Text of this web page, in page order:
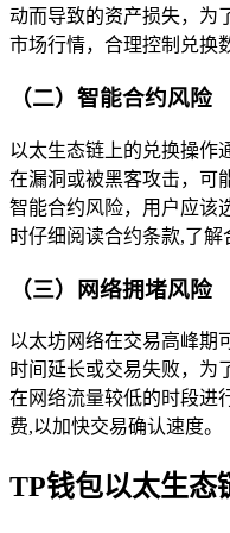
动而导致的资产损失，为
市场行情，合理控制兑换
（二）智能合约风险
以太生态链上的兑换操作
在漏洞或被黑客攻击，可
智能合约风险，用户应该
时仔细阅读合约条款,了解
（三）网络拥堵风险
以太坊网络在交易高峰期
时间延长或交易失败，为
在网络流量较低的时段进
费,以加快交易确认速度。
TP钱包以太生态